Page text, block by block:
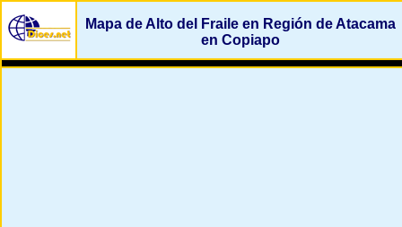
Mapa de Alto del Fraile en Región de Atacama
en Copiapo